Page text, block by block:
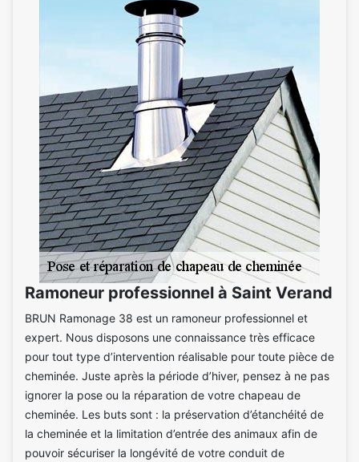
Ramoneur professionnel à Saint Verand
BRUN Ramonage 38 est un ramoneur professionnel et
expert. Nous disposons une connaissance très efficace
pour tout type d’intervention réalisable pour toute pièce de
cheminée. Juste après la période d’hiver, pensez à ne pas
ignorer la pose ou la réparation de votre chapeau de
cheminée. Les buts sont : la préservation d’étanchéité de
la cheminée et la limitation d’entrée des animaux afin de
pouvoir sécuriser la longévité de votre conduit de